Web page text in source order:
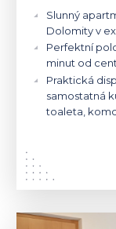
Slunný
Dolomity v
Perfektní
minut od
Praktická
samostatná
toaleta,
ITÁLIE | ORTISEI